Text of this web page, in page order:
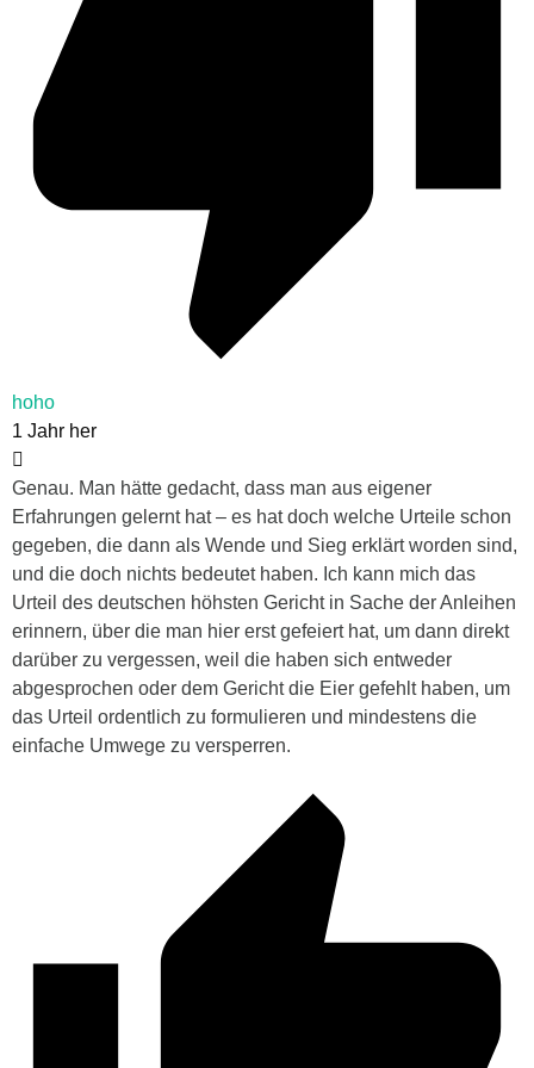
hoho
1 Jahr her
Genau. Man hätte gedacht, dass man aus eigener
Erfahrungen gelernt hat – es hat doch welche Urteile schon
gegeben, die dann als Wende und Sieg erklärt worden sind,
und die doch nichts bedeutet haben. Ich kann mich das
Urteil des deutschen höhsten Gericht in Sache der Anleihen
erinnern, über die man hier erst gefeiert hat, um dann direkt
darüber zu vergessen, weil die haben sich entweder
abgesprochen oder dem Gericht die Eier gefehlt haben, um
das Urteil ordentlich zu formulieren und mindestens die
einfache Umwege zu versperren.